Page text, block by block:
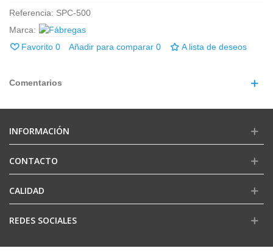
Referencia: SPC-500
Marca:
Favorito 0 Añadir para comparar 0 A lista de deseos
Comentarios
INFORMACIÓN
CONTACTO
CALIDAD
REDES SOCIALES